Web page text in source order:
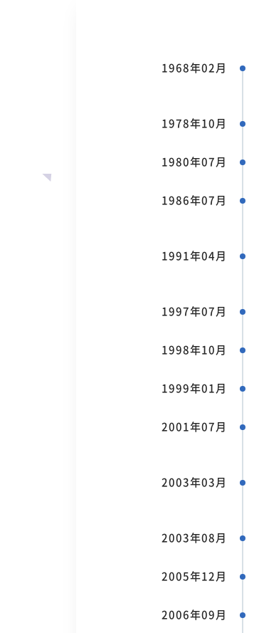
1968年02月
1978年10月
1980年07月
1986年07月
1991年04月
1997年07月
1998年10月
1999年01月
2001年07月
2003年03月
2003年08月
2005年12月
2006年09月